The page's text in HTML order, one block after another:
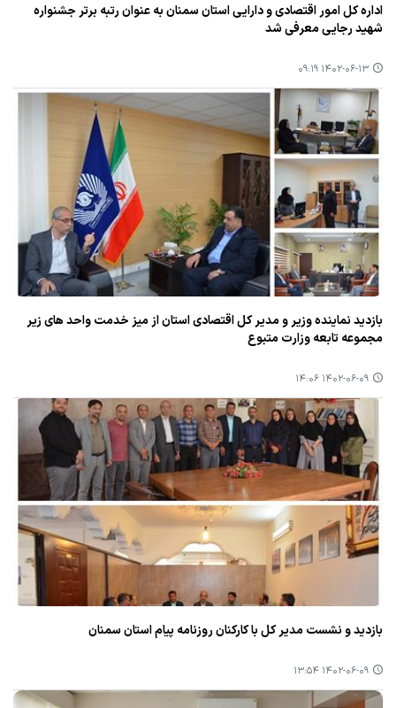
اداره كل امور اقتصادی و دارایی استان سمنان به عنوان رتبه برتر جشنواره
شهید رجایی معرفی شد
۱۴۰۲-۰۶-۱۳ ۰۹:۱۹
بازدید نماینده وزیر و مدیر كل اقتصادی استان از میز خدمت واحد های زیر
مجموعه تابعه وزارت متبوع
۱۴۰۲-۰۶-۰۹ ۱۴:۰۶
بازدید و نشست مدیر كل با كاركنان روزنامه پیام استان سمنان
۱۴۰۲-۰۶-۰۹ ۱۳:۵۴